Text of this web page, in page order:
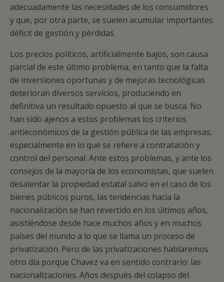
adecuadamente las necesidades de los consumidores
y que, por otra parte, se suelen acumular importantes
déficit de gestión y pérdidas.
Los precios políticos, artificialmente bajos, son causa
parcial de este último problema, en tanto que la falta
de inversiones oportunas y de mejoras tecnológicas
deterioran diversos servicios, produciendo en
definitiva un resultado opuesto al que se busca. No
han sido ajenos a estos problemas los criterios
antieconómicos de la gestión pública de las empresas,
especialmente en lo que se refiere a contratación y
control del personal. Ante estos problemas, y ante los
consejos de la mayoría de los economistas, que suelen
desalentar la propiedad estatal salvo en el caso de los
bienes públicos puros, las tendencias hacia la
nacionalización se han revertido en los últimos años,
asistiéndose desde hace muchos años y en muchos
países del mundo a lo que se llama un proceso de
privatización. Pero de las privatizaciones hablaremos
otro día porque Chavez va en sentido contrario: las
nacionalizaciones. Años después del colapso del